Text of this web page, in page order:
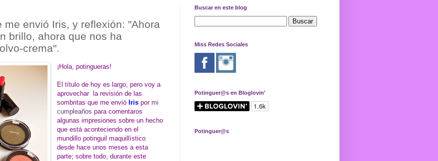
me envió Iris, y reflexión: "Ahora
brillo, ahora que nos ha
crema".
¡Hola, potingueras!
El título de hoy es largo, pero voy a
aprovechar la revisión de las
sombritas que me envió Iris pormi
cumpleaños para comentaros
algunas impresiones sobre un hecho
que está aconteciendo en el
mundillo potinguil maquillístico
desde hace unos meses a esta
parte; sobre todo, durante este
Buscar en este blog
Miss Redes Sociales
Potinguer@s en Bloglovin'
Potinguer@s